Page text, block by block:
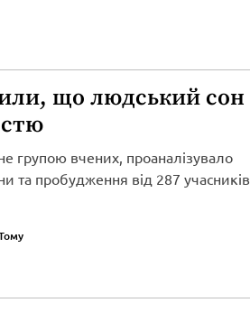
що людський сон
групою вчених, проаналізувало
та пробудження від 287 учасників